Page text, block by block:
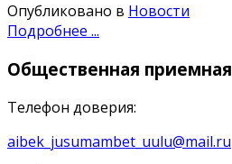
Опубликовано в Новости
Подробнее ...
Общественная приемная
Телефон доверия:
aibek_jusumambet_uulu@mail.ru